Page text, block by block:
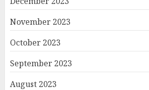
November 2023
October 2023
September 2023
August 2023